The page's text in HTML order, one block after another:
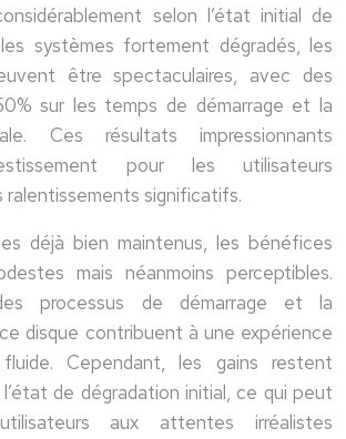
selon l’état initial de
les systèmes fortement dégradés, les
être spectaculaires, avec des
sur les temps de démarrage et la
Ces résultats impressionnants
pour les utilisateurs
significatifs.
déjà bien maintenus, les bénéfices
mais néanmoins perceptibles.
des processus de démarrage et la
disque contribuent à une expérience
Cependant, les gains restent
de dégradation initial, ce qui peut
aux attentes irréalistes